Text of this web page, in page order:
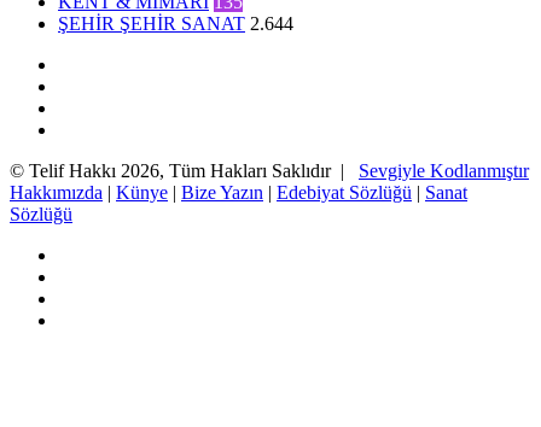
ŞEHİR ŞEHİR SANAT 2.644
© Telif Hakkı 2026, Tüm Hakları Saklıdır | Sevgiyle Kodlanmıştır
Hakkımızda | Künye | Bize Yazın | Edebiyat Sözlüğü | Sanat
Sözlüğü